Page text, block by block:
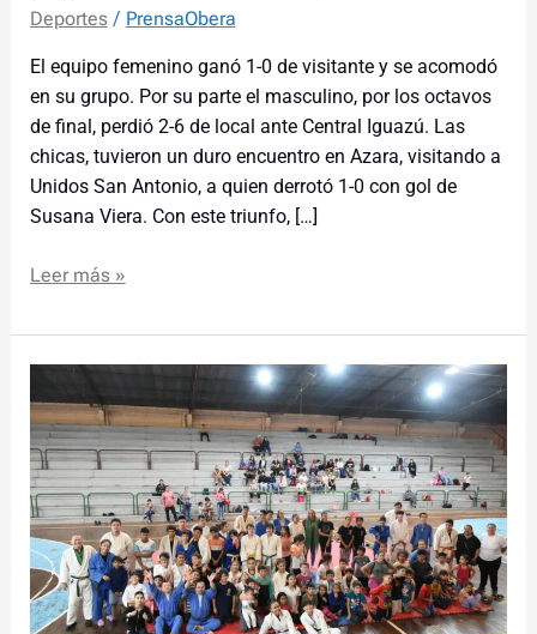
Deportes/ PrensaObera
El equipo femenino ganó 1-0 de visitante y se acomodó
en su grupo. Por su parte el masculino, por los octavos
de final, perdió 2-6 de local ante Central Iguazú. Las
chicas, tuvieron un duro encuentro en Azara, visitando a
Unidos San Antonio, a quien derrotó 1-0 con gol de
Susana Viera. Con este triunfo, […]
Leer más »
centenar
de
niños
y
niñas
participaron
del
primer